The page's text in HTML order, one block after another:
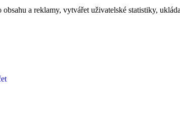
a reklamy, vytvářet uživatelské statistiky,